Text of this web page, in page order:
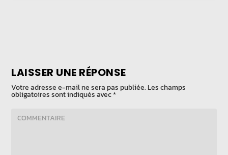
LAISSER UNE RÉPONSE
Votre adresse e-mail ne sera pas publiée. Les champs
obligatoires sont indiqués avec*